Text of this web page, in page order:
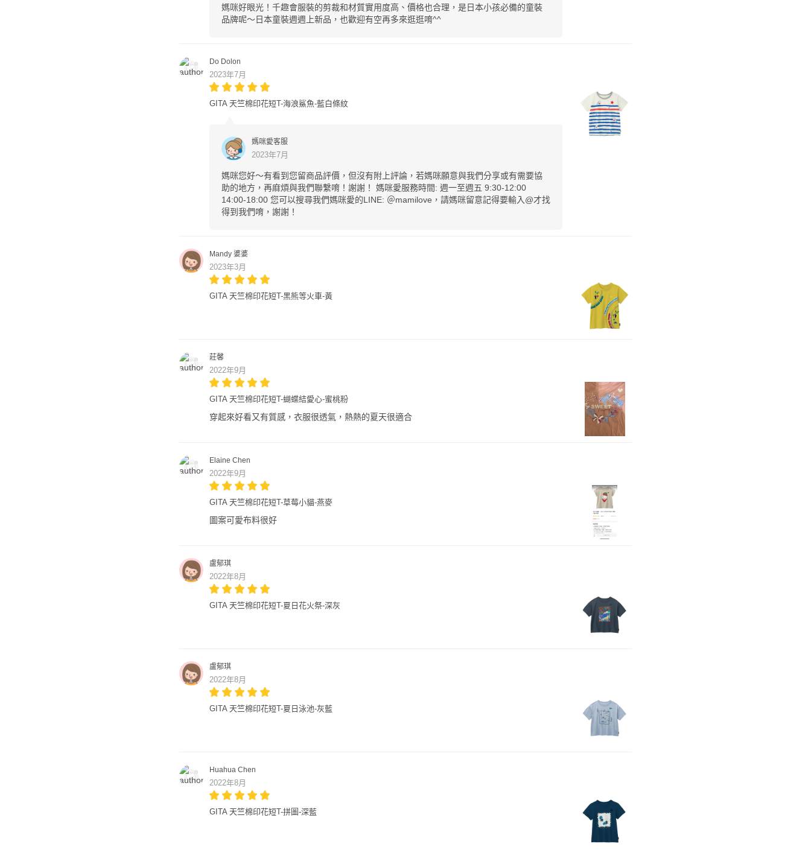
媽咪好眼光！千趣會服裝的剪裁和材質實用度高、價格也合理，是日本小孩必備的童裝
品牌呢～日本童裝週週上新品，也歡迎有空再多來逛逛唷^^
Do Dolon
2023年7月
GITA 天竺棉印花短T-海浪鯊魚-藍白條紋
媽咪愛客服
2023年7月
媽咪您好～有看到您留商品評價，但沒有附上評論，若媽咪願意與我們分享或有需要協
助的地方，再麻煩與我們聯繫唷！謝謝！ 媽咪愛服務時間: 週一至週五 9:30-12:00
14:00-18:00 您可以搜尋我們媽咪愛的LINE: ＠mamilove，請媽咪留意記得要輸入@才找
得到我們唷，謝謝！
Mandy 婆婆
2023年3月
GITA 天竺棉印花短T-黑熊等火車-黃
莊馨
2022年9月
GITA 天竺棉印花短T-蝴蝶結愛心-蜜桃粉
穿起來好看又有質感，衣服很透氣，熱熱的夏天很適合
Elaine Chen
2022年9月
GITA 天竺棉印花短T-草莓小貓-燕麥
圖案可愛布料很好
盧郁琪
2022年8月
GITA 天竺棉印花短T-夏日花火祭-深灰
盧郁琪
2022年8月
GITA 天竺棉印花短T-夏日泳池-灰藍
Huahua Chen
2022年8月
GITA 天竺棉印花短T-拼圖-深藍